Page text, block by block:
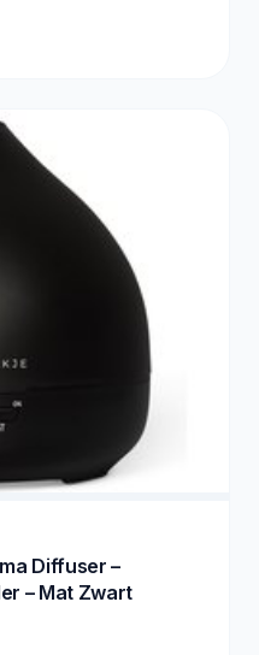
Diffuser –
– Mat Zwart